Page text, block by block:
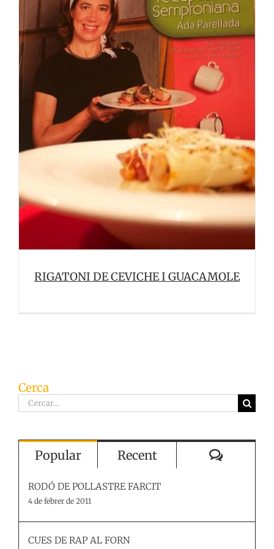
RIGATONI DE CEVICHE I GUACAMOLE
Cerca
Cerca
Popular Recent
RODÓ DE POLLASTRE FARCIT
4 de febrer de 2011
CUES DE RAP AL FORN